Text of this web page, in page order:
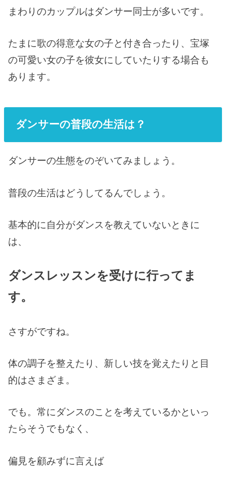
まわりのカップルはダンサー同士が多いです。
たまに歌の得意な女の子と付き合ったり、宝塚
の可愛い女の子を彼女にしていたりする場合も
あります。
ダンサーの普段の生活は？
ダンサーの生態をのぞいてみましょう。
普段の生活はどうしてるんでしょう。
基本的に自分がダンスを教えていないときに
は、
ダンスレッスンを受けに行ってま
す。
さすがですね。
体の調子を整えたり、新しい技を覚えたりと目
的はさまざま。
でも。常にダンスのことを考えているかといっ
たらそうでもなく、
偏見を顧みずに言えば